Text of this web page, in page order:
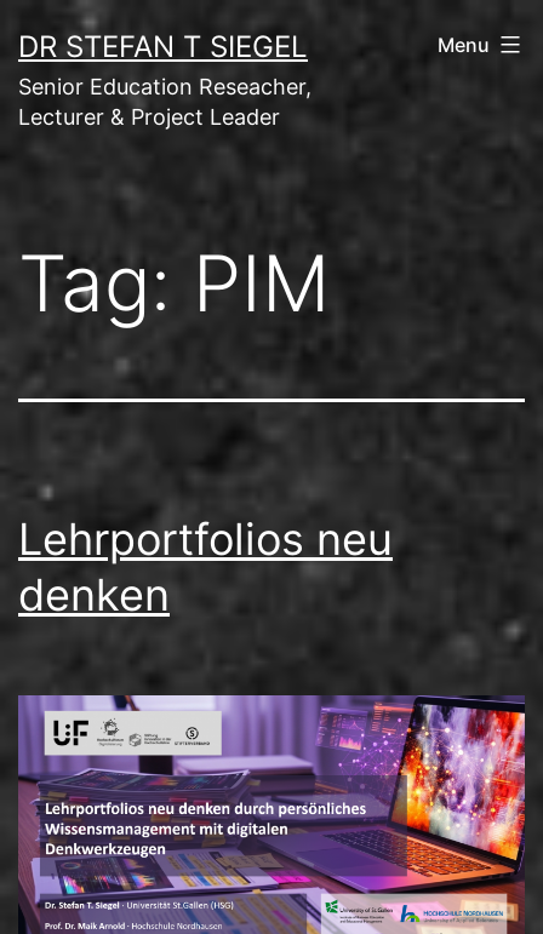
to
content
DR STEFAN T SIEGEL
Senior Education Reseacher,
Lecturer & Project Leader
Menu
Tag: PIM
Lehrportfolios neu
denken